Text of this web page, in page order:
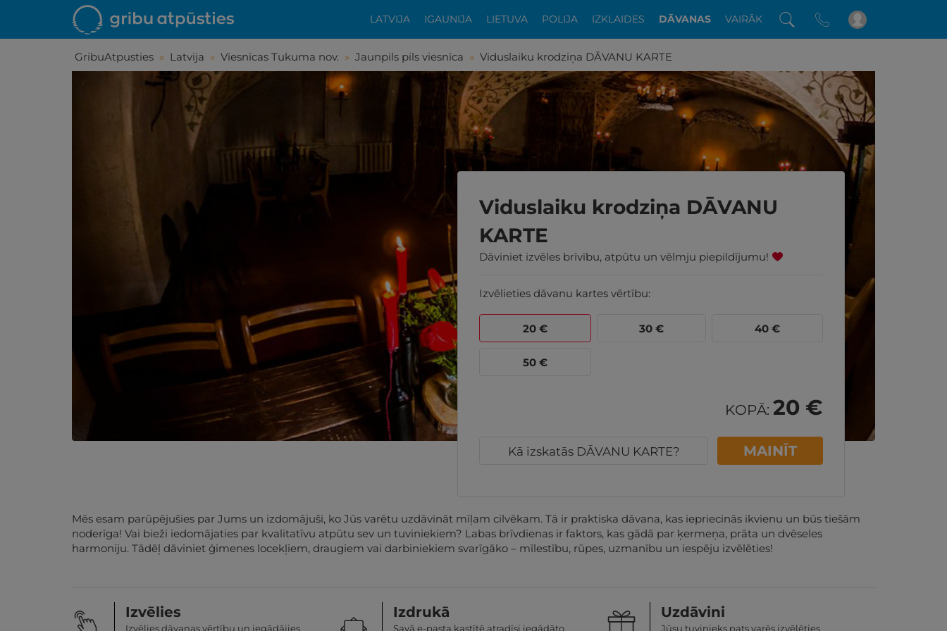
LATVIJA IGAUNIJA LIETUVA POLIJA IZKLAIDES DĀVANAS VAIRĀK
GribuAtpusties » Latvija » Viesnīcas Tukuma nov. » Jaunpils pils viesnīca » Viduslaiku krodziņa DĀVANU KARTE
Viduslaiku krodziņa DĀVANU
KARTE
Dāviniet izvēles brīvību, atpūtu un vēlmju piepildījumu!
Izvēlieties dāvanu kartes vērtību:
20 € 30 € 40 €
50 €
KOPĀ: 20 €
Kā izskatās DĀVANU KARTE? MAINĪT
Mēs esam parūpējušies par Jums un izdomājuši, ko Jūs varētu uzdāvināt mīļam cilvēkam. Tā ir praktiska dāvana, kas iepriecinās ikvienu un būs tiešām
noderīga! Vai bieži iedomājaties par kvalitatīvu atpūtu sev un tuviniekiem? Labas brīvdienas ir faktors, kas gādā par ķermeņa, prāta un dvēseles
harmoniju. Tādēļ dāviniet ģimenes locekļiem, draugiem vai darbiniekiem svarīgāko – mīlestību, rūpes, uzmanību un iespēju izvēlēties!
Izvēlies
Izvēlies dāvanas vērtību un iegādājies
Izdrukā
Savā e-pasta kastītē atradīsi iegādāto
Uzdāvini
Jūsu tuvinieks pats varēs izvēlēties